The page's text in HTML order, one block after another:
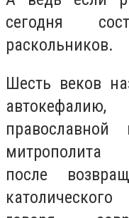
сегодня
раскольников.
Шесть веков
митрополита
после